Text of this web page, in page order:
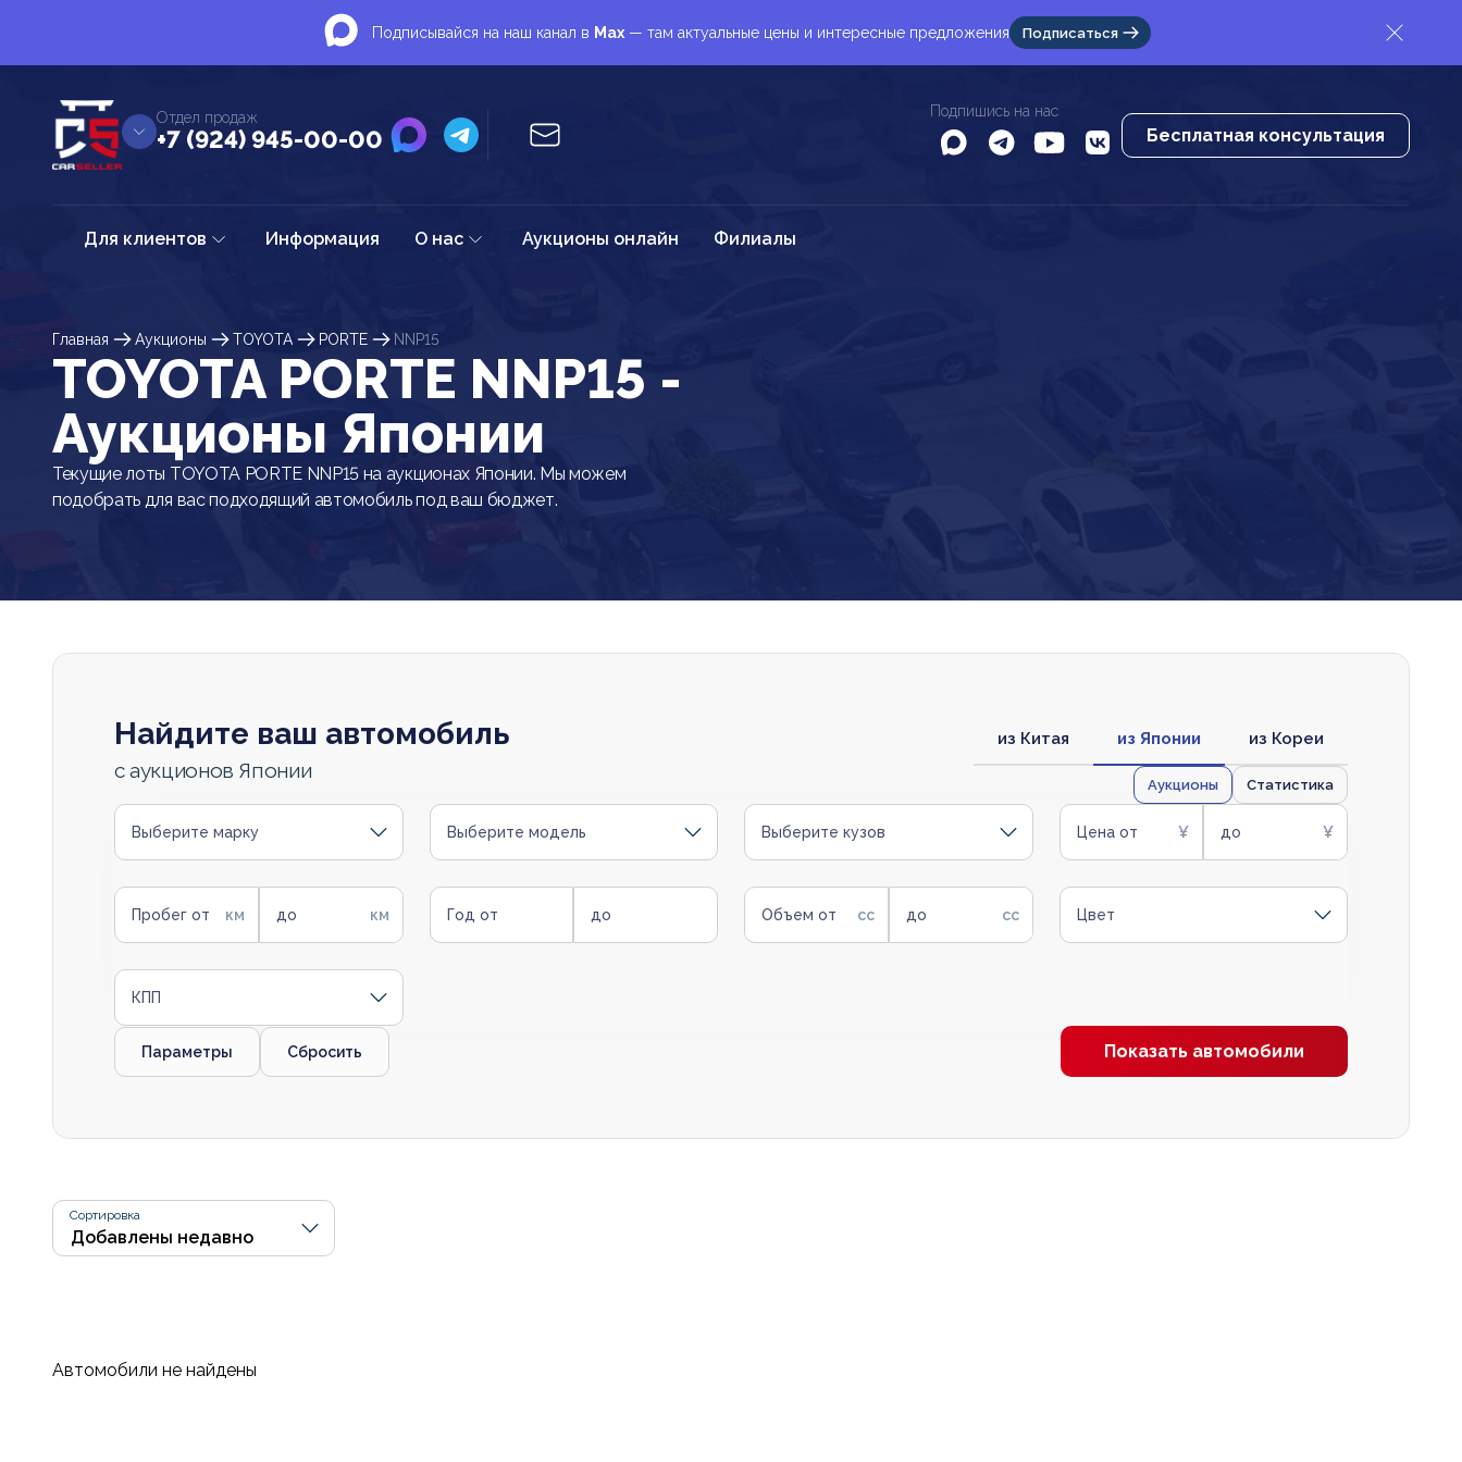
Подписывайся на наш канал в Max — там актуальные цены и интересные предложения Подписаться
Отдел продаж
+7 (924) 945-00-00
Подпишись на нас
Бесплатная консультация
Для клиентов Информация О нас Аукционы онлайн Филиалы
Главная Аукционы TOYOTA PORTE NNP15
TOYOTA PORTE NNP15 -
Аукционы Японии
Текущие лоты TOYOTA PORTE NNP15 на аукционах Японии. Мы можем
подобрать для вас подходящий автомобиль под ваш бюджет.
Найдите ваш автомобиль
с аукционов Японии
из Китая из Японии из Кореи
Аукционы Статистика
Выберите марку Выберите модель Выберите кузов Цена от до
Пробег от до Год от до Объем от до Цвет
КПП
Параметры Сбросить Показать автомобили
Сортировка
Автомобили не найдены